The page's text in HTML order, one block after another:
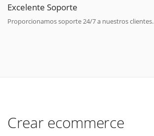
Excelente Soporte
Proporcionamos soporte 24/7 a nuestros clientes.
Crear ecommerce